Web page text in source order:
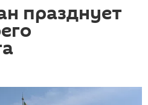
празднует